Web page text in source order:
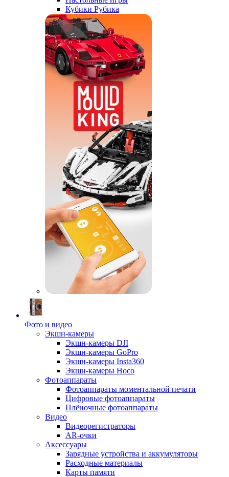
Кубики Рубика
Фото и видео
Экшн-камеры
Экшн-камеры DJI
Экшн-камеры GoPro
Экшн-камеры Insta360
Экшн-камеры Hoco
Фотоаппараты
Фотоаппараты моментальной печати
Цифровые фотоаппараты
Плёночные фотоаппараты
Видео
Видеорегистраторы
AR-очки
Аксессуары
Зарядные устройства и аккумуляторы
Расходные материалы
Карты памяти